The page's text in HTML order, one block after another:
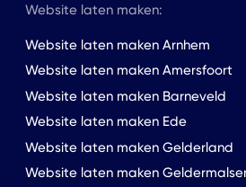
Website laten maken:
Website laten maken Arnhem
Website laten maken Amersfoort
Website laten maken Barneveld
Website laten maken Ede
Website laten maken Gelderland
Website laten maken